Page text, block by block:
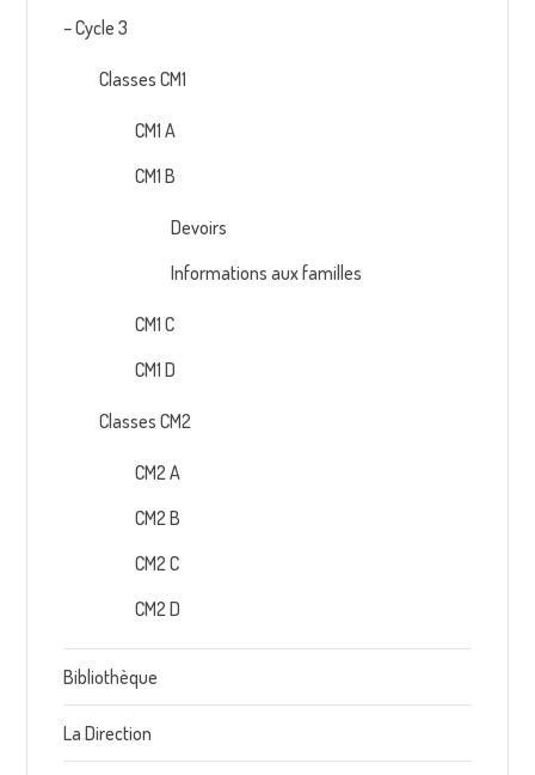
– Cycle 3
Classes CM1
CM1 A
CM1 B
Devoirs
Informations aux familles
CM1 C
CM1 D
Classes CM2
CM2 A
CM2 B
CM2 C
CM2 D
Bibliothèque
La Direction